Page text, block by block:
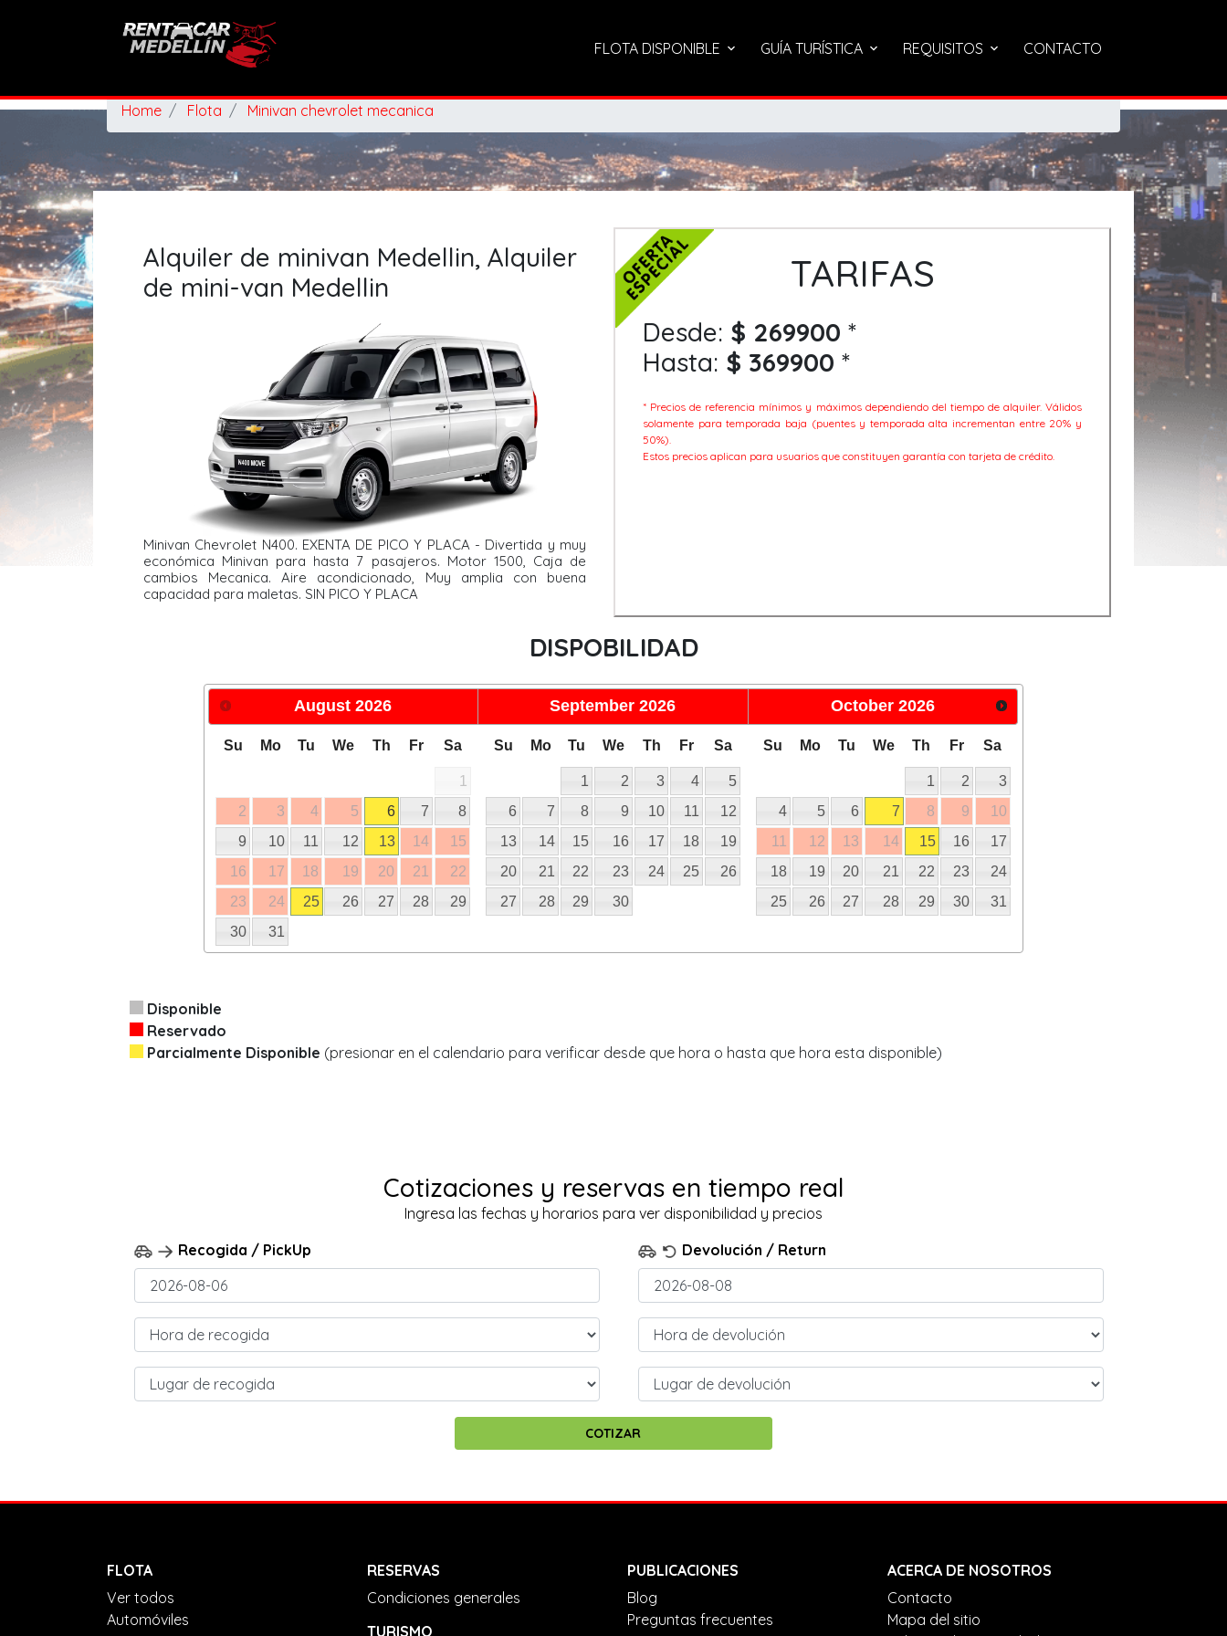
FLOTA DISPONIBLE GUÍA TURÍSTICA REQUISITOS CONTACTO
Home Flota Minivan chevrolet mecanica
Alquiler de minivan Medellin, Alquiler
de mini-van Medellin
Minivan Chevrolet N400. EXENTA DE PICO Y PLACA - Divertida y muy
económica Minivan para hasta 7 pasajeros. Motor 1500, Caja de
cambios Mecanica. Aire acondicionado, Muy amplia con buena
capacidad para maletas. SIN PICO Y PLACA
TARIFAS
Desde: $ 269900 *
Hasta: $ 369900 *
* Precios de referencia mínimos y máximos dependiendo del tiempo de alquiler. Válidos
solamente para temporada baja (puentes y temporada alta incrementan entre 20% y
50%).
Estos precios aplican para usuarios que constituyen garantía con tarjeta de crédito.
DISPOBILIDAD
August 2026
Su Mo Tu We Th Fr Sa
1
2
3 4 5 6 7
8
9
10 11 12 13 14
15
16
17 18 19 20 21
22
23
24 25 26 27 28
29
30
31
September 2026
Su Mo Tu We Th Fr Sa
1 2 3 4
5
6
7 8 9 10 11
12
13
14 15 16 17 18
19
20
21 22 23 24 25
26
27
28 29 30
October 2026
Su Mo Tu We Th Fr Sa
1 2
3
4
5 6 7 8 9
10
11
12 13 14 15 16
17
18
19 20 21 22 23
24
25
26 27 28 29 30 31
Disponible
Reservado
Parcialmente Disponible (presionar en el calendario para verificar desde que hora o hasta que hora esta disponible)
Cotizaciones y reservas en tiempo real
Ingresa las fechas y horarios para ver disponibilidad y precios
Recogida / PickUp
Devolución / Return
FLOTA
Ver todos
Automóviles
RESERVAS
Condiciones generales
TURISMO
PUBLICACIONES
Blog
Preguntas frecuentes
ACERCA DE NOSOTROS
Contacto
Mapa del sitio